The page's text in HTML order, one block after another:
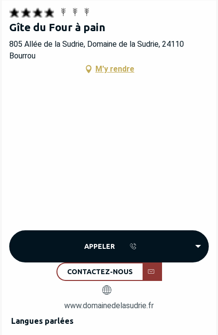
Gîte du Four à pain
805 Allée de la Sudrie, Domaine de la Sudrie, 24110
Bourrou
M'y rendre
APPELER
CONTACTEZ-NOUS
www.domainedelasudrie.fr
Langues parlées
Langues parlées